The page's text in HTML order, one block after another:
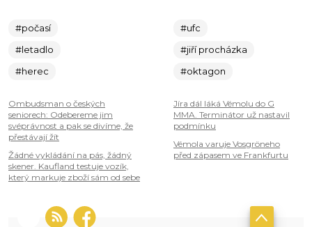
#počasí
#letadlo
#herec
Ombudsman o českých
seniorech: Odebereme jim
svéprávnost a pak se divíme, že
přestávají žít
Žádné vykládání na pás, žádný
skener. Kaufland testuje vozík,
který markuje zboží sám od sebe
#ufc
#jiří procházka
#oktagon
Jíra dál láká Vémolu do G
MMA. Terminátor už nastavil
podmínku
Vémola varuje Vosgröneho
před zápasem ve Frankfurtu